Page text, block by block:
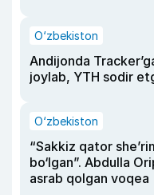
O‘zbekiston
Andijonda
joylab, YTH sodir
O‘zbekiston
“Sakkiz qator
bo‘lgan”. Abdulla
asrab qolgan voqea